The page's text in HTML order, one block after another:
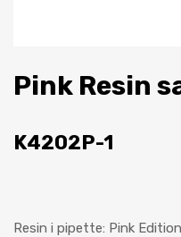
Pink Resin
K4202P-1
Resin i pipette: Pink Edition